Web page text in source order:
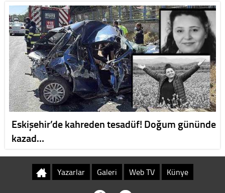
Eskişehir’de kahreden tesadüf! Doğum gününde
kazad…
Yazarlar Galeri Web TV Künye